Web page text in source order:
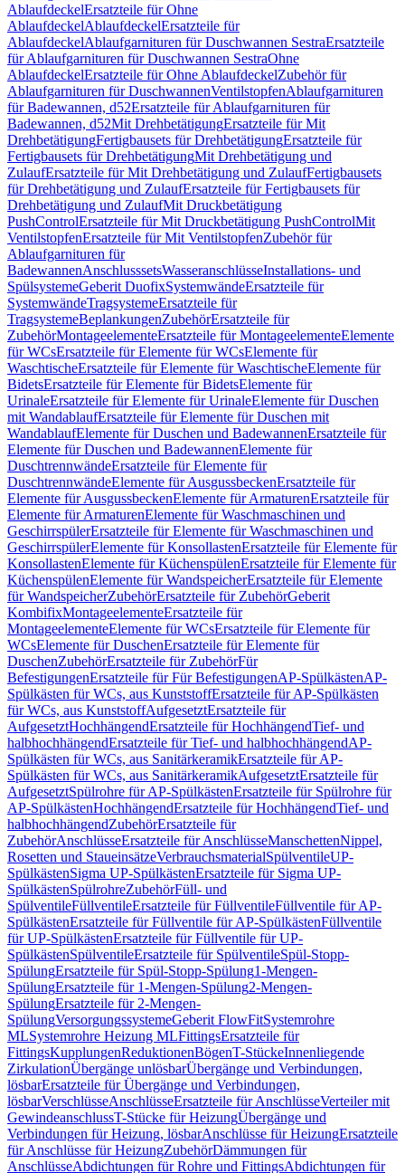
AblaufdeckelErsatzteile für Ohne
AblaufdeckelAblaufdeckelErsatzteile für
AblaufdeckelAblaufgarnituren für Duschwannen SestraErsatzteile
für Ablaufgarnituren für Duschwannen SestraOhne
AblaufdeckelErsatzteile für Ohne AblaufdeckelZubehör für
Ablaufgarnituren für DuschwannenVentilstopfenAblaufgarnituren
für Badewannen, d52Ersatzteile für Ablaufgarnituren für
Badewannen, d52Mit DrehbetätigungErsatzteile für Mit
DrehbetätigungFertigbausets für DrehbetätigungErsatzteile für
Fertigbausets für DrehbetätigungMit Drehbetätigung und
ZulaufErsatzteile für Mit Drehbetätigung und ZulaufFertigbausets
für Drehbetätigung und ZulaufErsatzteile für Fertigbausets für
Drehbetätigung und ZulaufMit Druckbetätigung
PushControlErsatzteile für Mit Druckbetätigung PushControlMit
VentilstopfenErsatzteile für Mit VentilstopfenZubehör für
Ablaufgarnituren für
BadewannenAnschlusssetsWasseranschlüsseInstallations- und
SpülsystemeGeberit DuofixSystemwändeErsatzteile für
SystemwändeTragsystemeErsatzteile für
TragsystemeBeplankungenZubehörErsatzteile für
ZubehörMontageelementeErsatzteile für MontageelementeElemente
für WCsErsatzteile für Elemente für WCsElemente für
WaschtischeErsatzteile für Elemente für WaschtischeElemente für
BidetsErsatzteile für Elemente für BidetsElemente für
UrinaleErsatzteile für Elemente für UrinaleElemente für Duschen
mit WandablaufErsatzteile für Elemente für Duschen mit
WandablaufElemente für Duschen und BadewannenErsatzteile für
Elemente für Duschen und BadewannenElemente für
DuschtrennwändeErsatzteile für Elemente für
DuschtrennwändeElemente für AusgussbeckenErsatzteile für
Elemente für AusgussbeckenElemente für ArmaturenErsatzteile für
Elemente für ArmaturenElemente für Waschmaschinen und
GeschirrspülerErsatzteile für Elemente für Waschmaschinen und
GeschirrspülerElemente für KonsollastenErsatzteile für Elemente für
KonsollastenElemente für KüchenspülenErsatzteile für Elemente für
KüchenspülenElemente für WandspeicherErsatzteile für Elemente
für WandspeicherZubehörErsatzteile für ZubehörGeberit
KombifixMontageelementeErsatzteile für
MontageelementeElemente für WCsErsatzteile für Elemente für
WCsElemente für DuschenErsatzteile für Elemente für
DuschenZubehörErsatzteile für ZubehörFür
BefestigungenErsatzteile für Für BefestigungenAP-SpülkästenAP-
Spülkästen für WCs, aus KunststoffErsatzteile für AP-Spülkästen
für WCs, aus KunststoffAufgesetztErsatzteile für
AufgesetztHochhängendErsatzteile für HochhängendTief- und
halbhochhängendErsatzteile für Tief- und halbhochhängendAP-
Spülkästen für WCs, aus SanitärkeramikErsatzteile für AP-
Spülkästen für WCs, aus SanitärkeramikAufgesetztErsatzteile für
AufgesetztSpülrohre für AP-SpülkästenErsatzteile für Spülrohre für
AP-SpülkästenHochhängendErsatzteile für HochhängendTief- und
halbhochhängendZubehörErsatzteile für
ZubehörAnschlüsseErsatzteile für AnschlüsseManschettenNippel,
Rosetten und StaueinsätzeVerbrauchsmaterialSpülventileUP-
SpülkästenSigma UP-SpülkästenErsatzteile für Sigma UP-
SpülkästenSpülrohreZubehörFüll- und
SpülventileFüllventileErsatzteile für FüllventileFüllventile für AP-
SpülkästenErsatzteile für Füllventile für AP-SpülkästenFüllventile
für UP-SpülkästenErsatzteile für Füllventile für UP-
SpülkästenSpülventileErsatzteile für SpülventileSpül-Stopp-
SpülungErsatzteile für Spül-Stopp-Spülung1-Mengen-
SpülungErsatzteile für 1-Mengen-Spülung2-Mengen-
SpülungErsatzteile für 2-Mengen-
SpülungVersorgungssystemeGeberit FlowFitSystemrohre
MLSystemrohre Heizung MLFittingsErsatzteile für
FittingsKupplungenReduktionenBögenT-StückeInnenliegende
ZirkulationÜbergänge unlösbarÜbergänge und Verbindungen,
lösbarErsatzteile für Übergänge und Verbindungen,
lösbarVerschlüsseAnschlüsseErsatzteile für AnschlüsseVerteiler mit
GewindeanschlussT-Stücke für HeizungÜbergänge und
Verbindungen für Heizung, lösbarAnschlüsse für HeizungErsatzteile
für Anschlüsse für HeizungZubehörDämmungen für
AnschlüsseAbdichtungen für Rohre und FittingsAbdichtungen für